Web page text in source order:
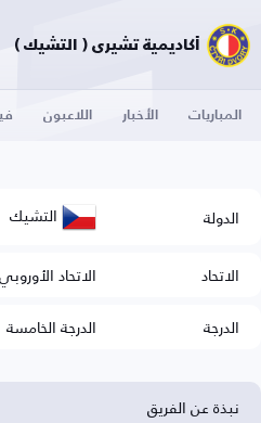
أكاديمية تشيري ( التشيك )
المباريات الأخبار اللاعبون
الدولة التشيك
الاتحاد
الاتحاد
الدرجة
الدرجة الخامسة
نبذة عن الفريق